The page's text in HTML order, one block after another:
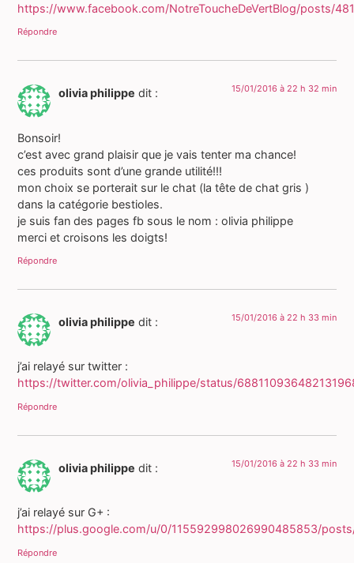
https://www.facebook.com/NotreToucheDeVertBlog/posts/
Répondre
olivia philippe dit : 15/01/2016 à 22 h 32 min
Bonsoir!
c’est avec grand plaisir que je vais tenter ma chance!
ces produits sont d’une grande utilité!!!
mon choix se porterait sur le chat (la tête de chat gris )
dans la catégorie bestioles.
je suis fan des pages fb sous le nom : olivia philippe
merci et croisons les doigts!
Répondre
olivia philippe dit : 15/01/2016 à 22 h 33 min
j’ai relayé sur twitter :
https://twitter.com/olivia_philippe/status/
Répondre
olivia philippe dit : 15/01/2016 à 22 h 33 min
j’ai relayé sur G+ :
https://plus.google.com/u/0/115592998026990485853/
Répondre